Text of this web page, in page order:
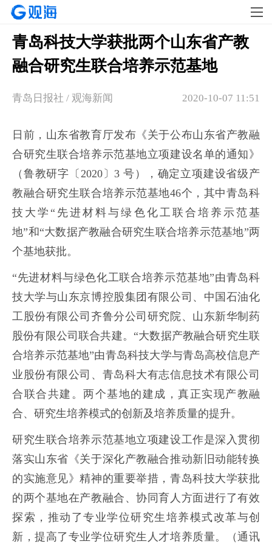
青岛科技大学获批两个山东省产教
融合研究生联合培养示范基地
2020-10-07 11:51
青岛日报社 / 观海新闻
日前，山东省教育厅发布《关于公布山东省产教融
合研究生联合培养示范基地立项建设名单的通知》
（鲁教研字〔2020〕3 号），确定立项建设省级产
教融合研究生联合培养示范基地46个，其中青岛科
技大学“先进材料与绿色化工联合培养示范基
地”和“大数据产教融合研究生联合培养示范基地”两
个基地获批。
“先进材料与绿色化工联合培养示范基地”由青岛科
技大学与山东京博控股集团有限公司、中国石油化
工股份有限公司齐鲁分公司研究院、山东新华制药
股份有限公司联合共建。“大数据产教融合研究生联
合培养示范基地”由青岛科技大学与青岛高校信息产
业股份有限公司、青岛科大有志信息技术有限公司
合联合共建。两个基地的建成，真正实现产教融
合、研究生培养模式的创新及培养质量的提升。
研究生联合培养示范基地立项建设工作是深入贯彻
落实山东省《关于深化产教融合推动新旧动能转换
的实施意见》精神的重要举措，青岛科技大学获批
的两个基地在产教融合、协同育人方面进行了有效
探索，推动了专业学位研究生培养模式改革与创
新，提高了专业学位研究生人才培养质量。（通讯